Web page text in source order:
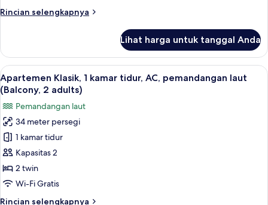
pemandangan
adult)
Rincian selengkapnya
Rincian
Apartemen
Klasik,
1
kamar
tidur,
AC,
pemandangan
laut
(Balcony,
Lihat harga untuk tanggal Anda
Lihat
semua
foto
untuk
Apartemen
Klasik,
1
kamar
tidur,
Brankas, Wi-Fi gratis, dan seprai linen
14
Apartemen Klasik, 1 kamar tidur, AC, pemandangan laut
(Balcony, 2 adults)
Pemandangan laut
34 meter persegi
1 kamar tidur
Kapasitas 2
2 twin
Wi-Fi Gratis
Rincian selengkapnya
Rincian